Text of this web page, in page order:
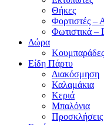
Θήκες
Φορτιστές –
Φωτιστικά –
Δώρα
Κουμπαράδες
Είδη Πάρτυ
Διακόσμηση
Καλαμάκια
Κεριά
Μπαλόνια
Προσκλήσεις